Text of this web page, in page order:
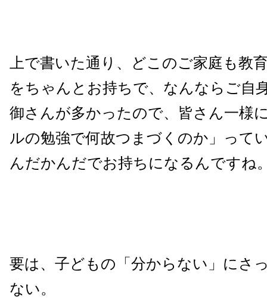
上で書いた通り、どこのご家庭も教
をちゃんとお持ちで、なんならご自
御さんが多かったので、皆さん一様
ルの勉強で何故つまづくのか」って
んだかんだでお持ちになるんですね
要は、子どもの「分からない」にさ
ない。